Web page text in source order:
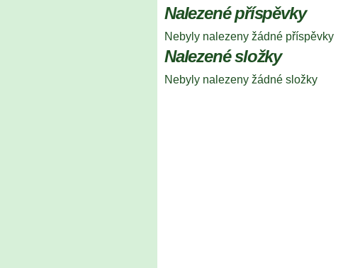
Nalezené příspěvky
Nebyly nalezeny žádné příspěvky
Nalezené složky
Nebyly nalezeny žádné složky